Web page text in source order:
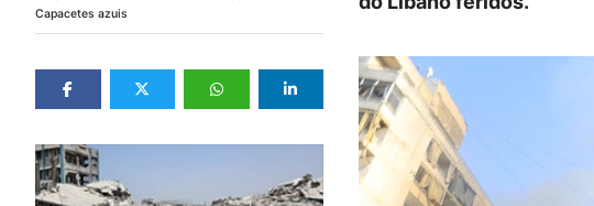
Capacetes azuis